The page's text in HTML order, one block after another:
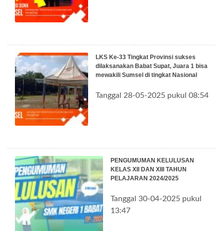
LKS Ke-33 Tingkat Provinsi sukses
dilaksanakan Babat Supat, Juara 1 bisa
mewakili Sumsel di tingkat Nasional
Tanggal 28-05-2025 pukul 08:54
PENGUMUMAN KELULUSAN
KELAS XII DAN XIII TAHUN
PELAJARAN 2024/2025
Tanggal 30-04-2025 pukul
13:47